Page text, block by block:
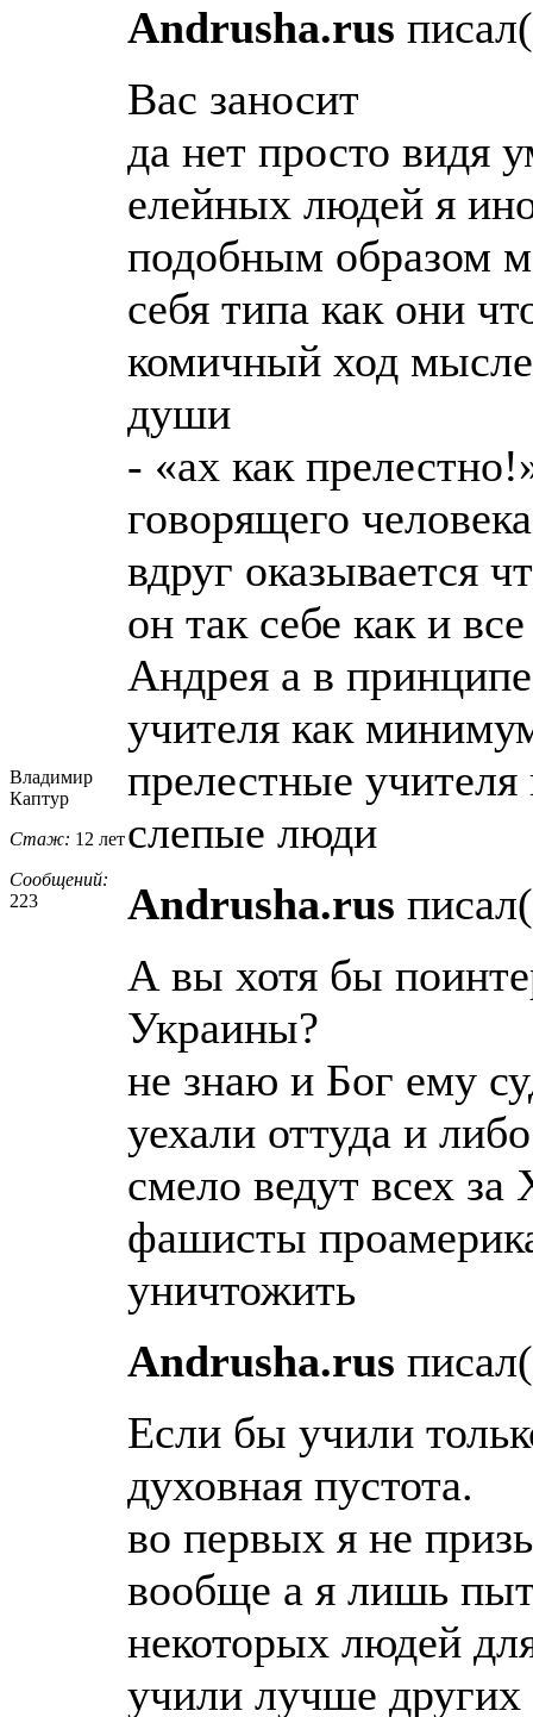
Владимир
Каптур
Стаж: 12 лет
Сообщений:
223
Andrusha.rus
Вас заносит
да нет просто видя
елейных людей я
подобным образом
себя типа как они
комичный ход
души
- «ах как
говорящего
вдруг оказывается
он так себе как и
Андрея а в
учителя как
прелестные
слепые люди
Andrusha.rus
А вы хотя бы
Украины?
не знаю и Бог ему
уехали оттуда и
смело ведут всех за
фашисты
уничтожить
Andrusha.rus
Если бы учили
духовная пустота.
во первых я не
вообще а я лишь
некоторых людей
учили лучше